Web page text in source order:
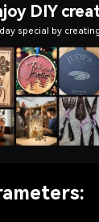
DIY
special by